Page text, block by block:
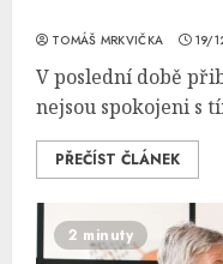
TOMÁŠ MRKVIČKA 19/
V poslední době
nejsou spokojeni s
PŘEČÍST ČLÁNEK
2 minuty